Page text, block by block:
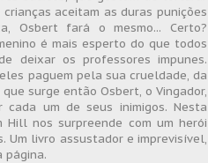
aceitam as duras punições
Osbert fará o mesmo... Certo?
é mais esperto do que todos
deixar os professores impunes.
paguem pela sua crueldade, da
surge então Osbert, o Vingador,
um de seus inimigos. Nesta
Hill nos surpreende com um herói
Um livro assustador e imprevisível,
página.